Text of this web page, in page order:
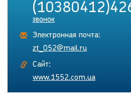
звонок
Электронная почта:
zt_052@mail.ru
Сайт:
www.1552.com.ua